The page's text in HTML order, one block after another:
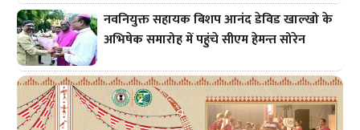
नवनियुक्त सहायक बिशप आनंद डेविड खाल्खो के
अभिषेक समारोह में पहुंचे सीएम हेमन्त सोरेन